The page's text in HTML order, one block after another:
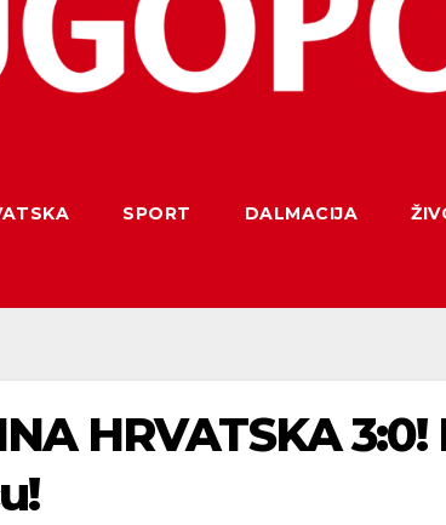
SPORT DALMACIJA
HRVATSKA